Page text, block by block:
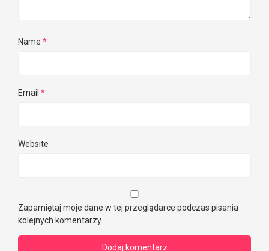
Name *
Email *
Website
Zapamiętaj moje dane w tej przeglądarce podczas pisania
kolejnych komentarzy.